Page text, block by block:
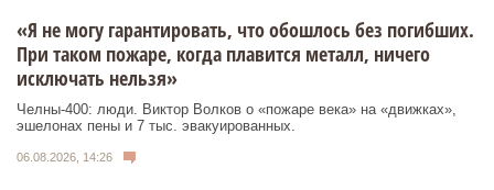
«Я не могу гарантировать, что обошлось без погибших.
При таком пожаре, когда плавится металл, ничего
исключать нельзя»
Челны-400: люди. Виктор Волков о «пожаре века» на «движках»,
эшелонах пены и 7 тыс. эвакуированных.
06.08.2026, 14:26